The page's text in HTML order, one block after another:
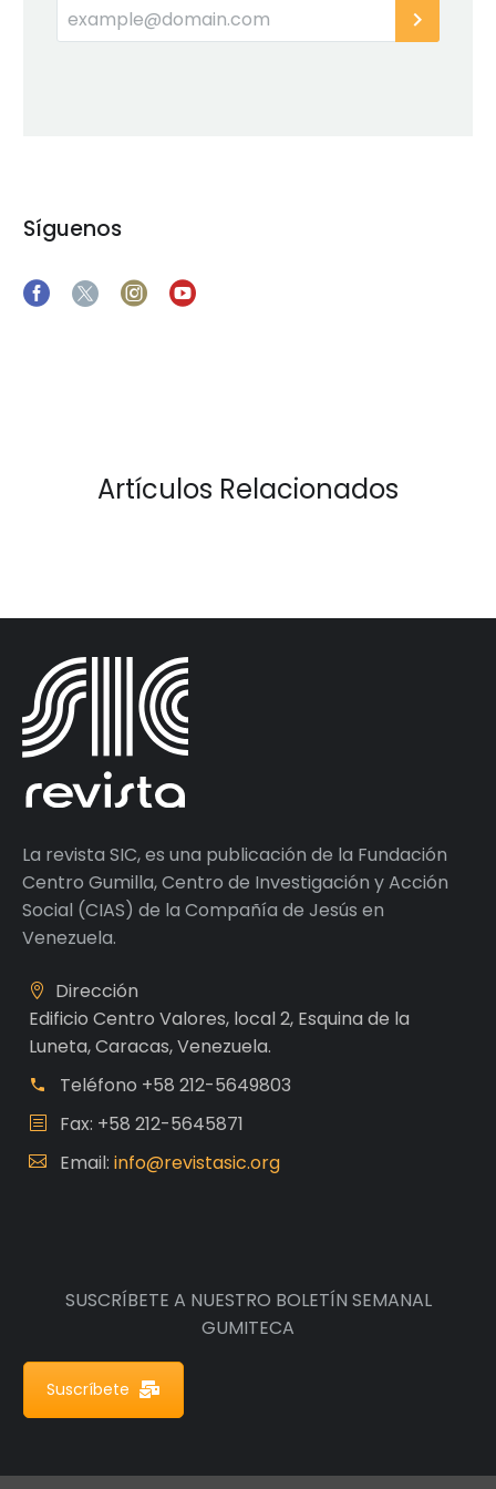
Síguenos
Artículos Relacionados
La revista SIC, es una publicación de la Fundación
Centro Gumilla, Centro de Investigación y Acción
Social (CIAS) de la Compañía de Jesús en
Venezuela.
Dirección
Edificio Centro Valores, local 2, Esquina de la
Luneta, Caracas, Venezuela.
Teléfono +58 212-5649803
Fax: +58 212-5645871
Email: info@revistasic.org
SUSCRÍBETE A NUESTRO BOLETÍN SEMANAL
GUMITECA
Suscríbete